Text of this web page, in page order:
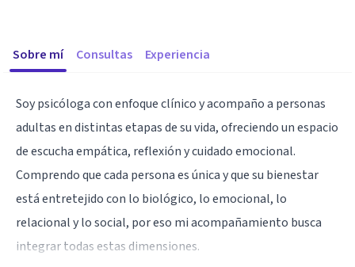
Sobre mí Consultas Experiencia
Soy psicóloga con enfoque clínico y acompaño a personas
adultas en distintas etapas de su vida, ofreciendo un espacio
de escucha empática, reflexión y cuidado emocional.
Comprendo que cada persona es única y que su bienestar
está entretejido con lo biológico, lo emocional, lo
relacional y lo social, por eso mi acompañamiento busca
integrar todas estas dimensiones.